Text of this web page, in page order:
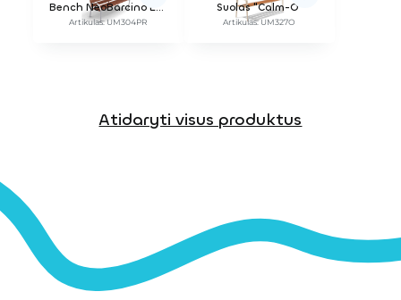
Bench NeoBarcino ECO
Artikulas: UM304PR
Suolas "Calm-O"
Artikulas: UM327O
Atidaryti visus produktus